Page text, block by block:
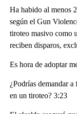
Ha habido al menos
según el Gun
tiroteo masivo como
reciben disparos,
Es hora de adoptar
¿Podrías demandar a
en un tiroteo? 3:23